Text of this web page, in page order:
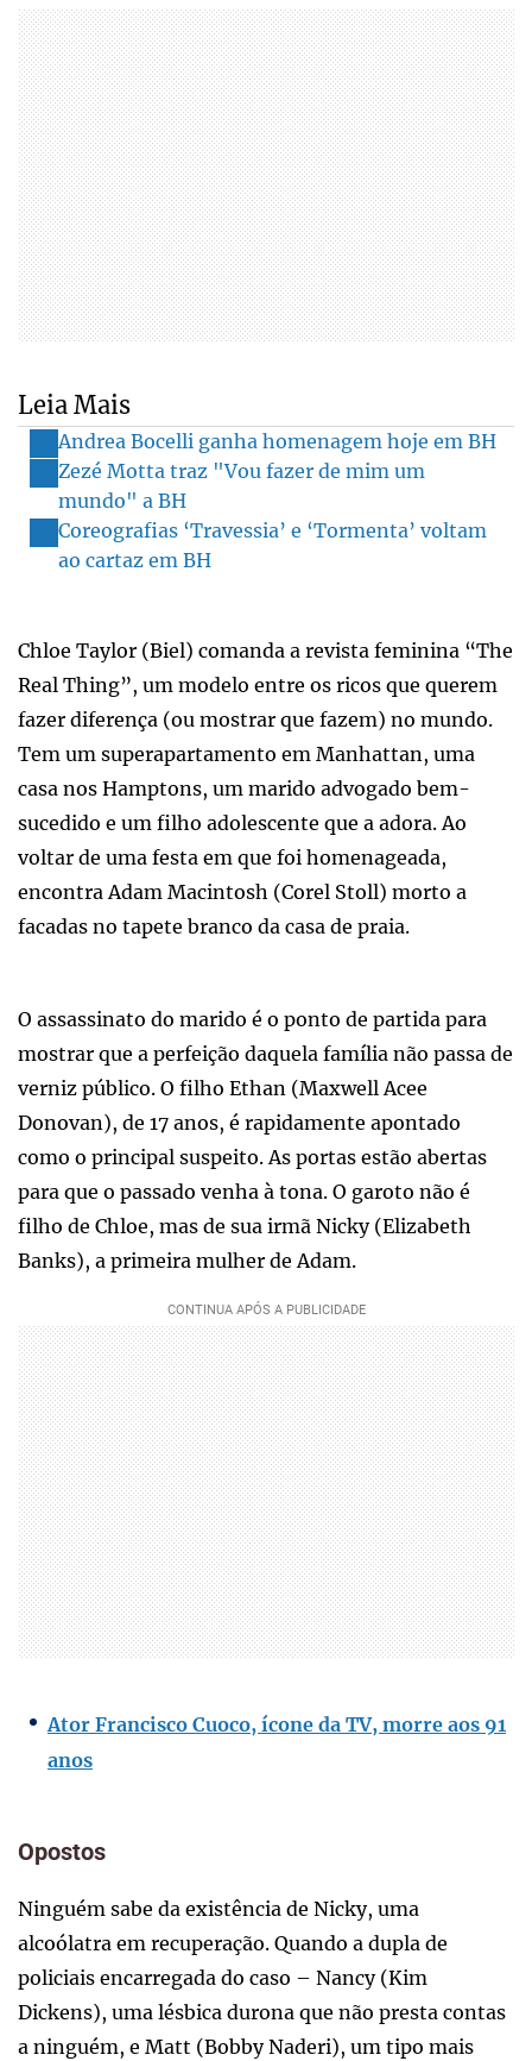
Leia Mais
Andrea Bocelli ganha homenagem hoje em BH
Zezé Motta traz "Vou fazer de mim um
mundo" a BH
Coreografias ‘Travessia’ e ‘Tormenta’ voltam
ao cartaz em BH
Chloe Taylor (Biel) comanda a revista feminina “The
Real Thing”, um modelo entre os ricos que querem
fazer diferença (ou mostrar que fazem) no mundo.
Tem um superapartamento em Manhattan, uma
casa nos Hamptons, um marido advogado bem-
sucedido e um filho adolescente que a adora. Ao
voltar de uma festa em que foi homenageada,
encontra Adam Macintosh (Corel Stoll) morto a
facadas no tapete branco da casa de praia.
O assassinato do marido é o ponto de partida para
mostrar que a perfeição daquela família não passa de
verniz público. O filho Ethan (Maxwell Acee
Donovan), de 17 anos, é rapidamente apontado
como o principal suspeito. As portas estão abertas
para que o passado venha à tona. O garoto não é
filho de Chloe, mas de sua irmã Nicky (Elizabeth
Banks), a primeira mulher de Adam.
Ator Francisco Cuoco, ícone da TV, morre aos 91
anos
Opostos
Ninguém sabe da existência de Nicky, uma
alcoólatra em recuperação. Quando a dupla de
policiais encarregada do caso – Nancy (Kim
Dickens), uma lésbica durona que não presta contas
a ninguém, e Matt (Bobby Naderi), um tipo mais